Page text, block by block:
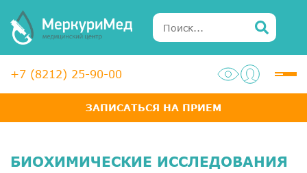
+7 (8212) 25-90-00
ЗАПИСАТЬСЯ НА ПРИЕМ
Услуги
БИОХИМИЧЕСКИЕ ИССЛЕДОВАНИЯ